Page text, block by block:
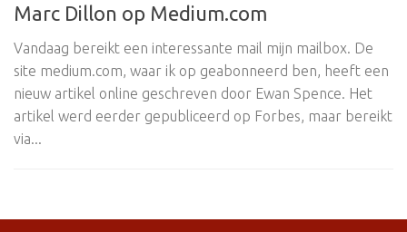
Marc Dillon op Medium.com
Vandaag bereikt een interessante mail mijn mailbox. De
site medium.com, waar ik op geabonneerd ben, heeft een
nieuw artikel online geschreven door Ewan Spence. Het
artikel werd eerder gepubliceerd op Forbes, maar bereikt
via...